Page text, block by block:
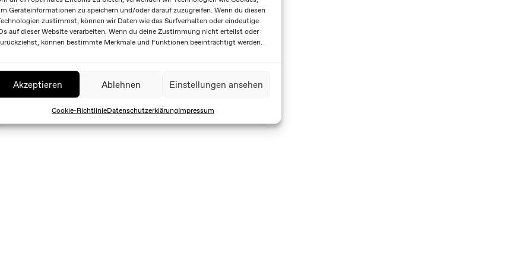
Geräteinformationen zu speichern und/oder darauf zuzugreifen. Wenn du diesen
zustimmst, können wir Daten wie das Surfverhalten oder eindeutige
auf dieser Website verarbeiten. Wenn du deine Zustimmung nicht erteilst oder
können bestimmte Merkmale und Funktionen beeinträchtigt werden.
Akzeptieren Ablehnen Einstellungen ansehen
Cookie-RichtlinieDatenschutzerklärungImpressum